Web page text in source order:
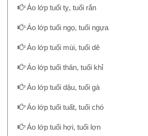
Áo lớp tuổi tỵ, tuổi rắn
Áo lớp tuổi ngọ, tuổi ngựa
Áo lớp tuổi mùi, tuổi dê
Áo lớp tuổi thân, tuổi khỉ
Áo lớp tuổi dậu, tuổi gà
Áo lớp tuổi tuất, tuổi chó
Áo lớp tuổi hợi, tuổi lợn